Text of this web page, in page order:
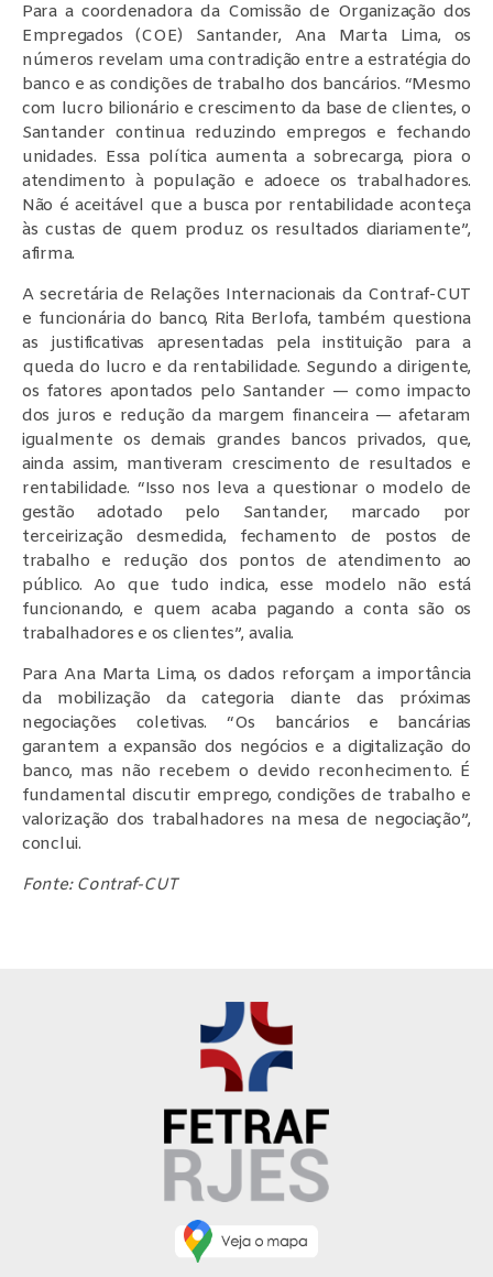
Para a coordenadora da Comissão de Organização dos
Empregados (COE) Santander, Ana Marta Lima, os
números revelam uma contradição entre a estratégia do
banco e as condições de trabalho dos bancários. “Mesmo
com lucro bilionário e crescimento da base de clientes, o
Santander continua reduzindo empregos e fechando
unidades. Essa política aumenta a sobrecarga, piora o
atendimento à população e adoece os trabalhadores.
Não é aceitável que a busca por rentabilidade aconteça
às custas de quem produz os resultados diariamente”,
afirma.
A secretária de Relações Internacionais da Contraf-CUT
e funcionária do banco, Rita Berlofa, também questiona
as justificativas apresentadas pela instituição para a
queda do lucro e da rentabilidade. Segundo a dirigente,
os fatores apontados pelo Santander — como impacto
dos juros e redução da margem financeira — afetaram
igualmente os demais grandes bancos privados, que,
ainda assim, mantiveram crescimento de resultados e
rentabilidade. “Isso nos leva a questionar o modelo de
gestão adotado pelo Santander, marcado por
terceirização desmedida, fechamento de postos de
trabalho e redução dos pontos de atendimento ao
público. Ao que tudo indica, esse modelo não está
funcionando, e quem acaba pagando a conta são os
trabalhadores e os clientes”, avalia.
Para Ana Marta Lima, os dados reforçam a importância
da mobilização da categoria diante das próximas
negociações coletivas. “Os bancários e bancárias
garantem a expansão dos negócios e a digitalização do
banco, mas não recebem o devido reconhecimento. É
fundamental discutir emprego, condições de trabalho e
valorização dos trabalhadores na mesa de negociação”,
conclui.
Fonte: Contraf-CUT